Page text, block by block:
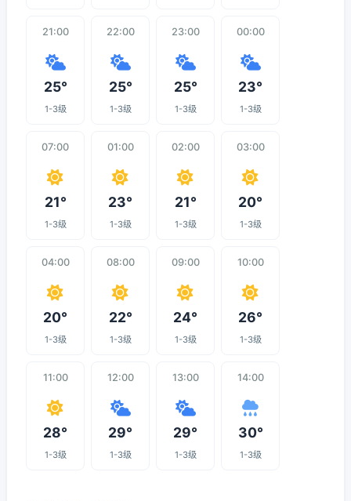
21:00
25°
1-3级
22:00
25°
1-3级
23:00
25°
1-3级
00:00
23°
1-3级
07:00
21°
1-3级
01:00
23°
1-3级
02:00
21°
1-3级
03:00
20°
1-3级
04:00
20°
1-3级
08:00
22°
1-3级
09:00
24°
1-3级
10:00
26°
1-3级
11:00
28°
1-3级
12:00
29°
1-3级
13:00
29°
1-3级
14:00
30°
1-3级